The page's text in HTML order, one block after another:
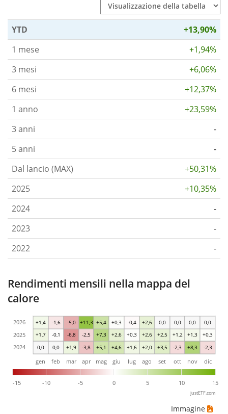
YTD
+13,90%
1 mese
+1,94%
3 mesi
+6,06%
6 mesi
+12,37%
1 anno
+23,59%
3 anni
-
5 anni
-
Dal lancio (MAX)
+50,31%
2025
+10,35%
2024
-
2023
-
2022
-
Rendimenti mensili nella mappa del
calore
0,0 0,0 +1,9 -3,8 +5,1 +4,6 +1,6 +2,0 +3,5 -2,3 +8,3 -2,3
+1,7 -0,1 -6,8 -2,5 +7,3 +2,6 +0,3 +2,6 +2,5 +1,2 +1,3 +0,3
+1,4 -1,6 -5,0 +11,3 +5,4 +0,3 -0,4 +2,6 0,0 0,0 0,0 0,0
-15 -10 -5 0 5 10 15
gen feb mar apr mag giu lug ago set ott nov dic
2024
2025
2026
justETF.com
Immagine